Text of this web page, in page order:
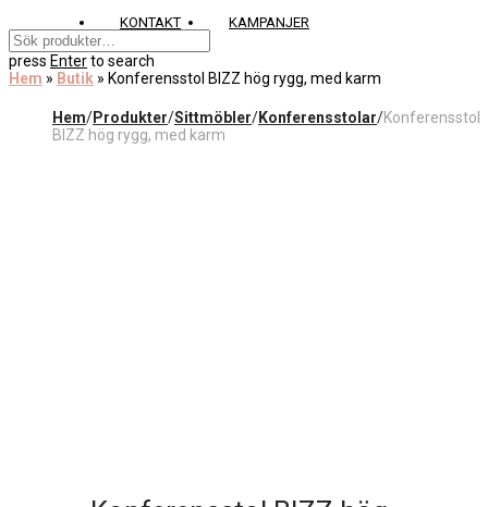
KONTAKT KAMPANJER
press Enterto search
Hem » Butik » Konferensstol BIZZ hög rygg, med karm
Hem/Produkter/Sittmöbler/Konferensstolar/Konferensstol
BIZZ hög rygg, med karm